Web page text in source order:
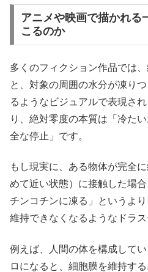
アニメや映画で描かれる
こるのか
多くのフィクション作品では
と、対象の周囲の水分が凍り
るようなビジュアルで表現さ
り、絶対零度の本質は「冷た
全な停止」です。
もし現実に、ある物体が完全
めて近い状態）に接触した場
チンコチンに凍る」というよ
維持できなくなるようなドラス
例えば、人間の体を構成して
ロになると、細胞膜を維持す